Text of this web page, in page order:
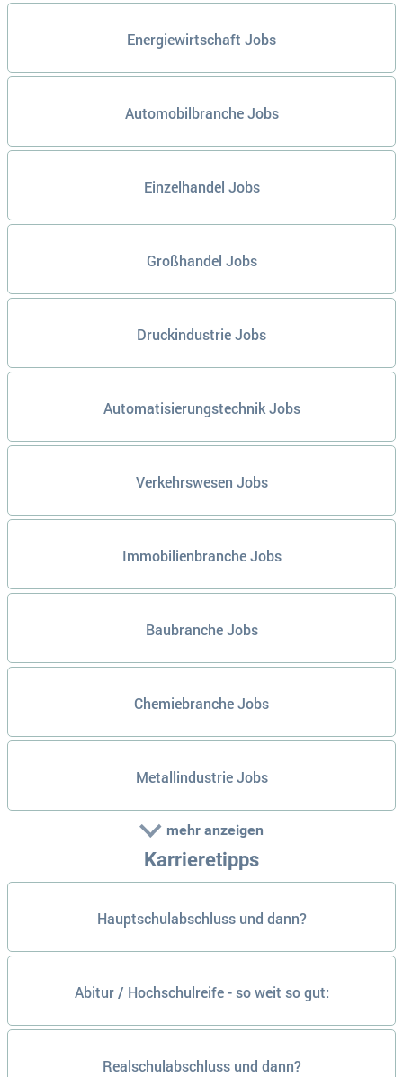
Energiewirtschaft Jobs
Automobilbranche Jobs
Einzelhandel Jobs
Großhandel Jobs
Druckindustrie Jobs
Automatisierungstechnik Jobs
Verkehrswesen Jobs
Immobilienbranche Jobs
Baubranche Jobs
Chemiebranche Jobs
Metallindustrie Jobs
mehr anzeigen
Karrieretipps
Hauptschulabschluss und dann?
Abitur / Hochschulreife - so weit so gut:
Realschulabschluss und dann?